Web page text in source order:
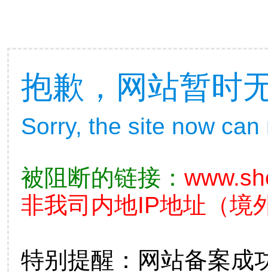
抱歉，网站暂时
Sorry, the site now
被阻断的链接：
非我司内地IP地址（境
特别提醒：网站备案成